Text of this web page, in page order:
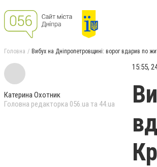
Головна Вибух на Дніпропетровщині: ворог вдарив по
Катерина Охотник
Головна редакторка 056.ua та 44.ua
15:55,